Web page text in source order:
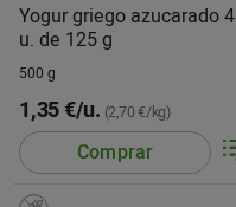
Yogur griego azucarado 4
u. de 125 g
500 g
1,35 €/u. (2,70 €/kg)
Comprar